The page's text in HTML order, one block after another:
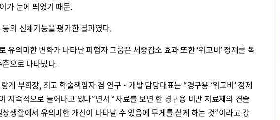
가 눈에 띄었기 때문.
의 신체기능을 평가한 결과였다.
유의미한 변화가 나타난 피험자 그룹은 체중감소 효과 또한 ‘위고비’ 정제를 복
으로 나타났다.
게 부회장, 최고 학술책임자 겸 연구‧개발 담당대표는 “경구용 ‘위고비’ 정제
지속적으로 늘어나고 있다”면서 “자료를 보면 한 경구용 비만 치료제의 견줄
생활에서 유의미한 개선이 나타날 수 있음에 무게를 싣게 하는 것”이라고 강